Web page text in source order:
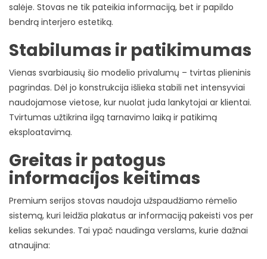
salėje. Stovas ne tik pateikia informaciją, bet ir papildo
bendrą interjero estetiką.
Stabilumas ir patikimumas
Vienas svarbiausių šio modelio privalumų – tvirtas plieninis
pagrindas. Dėl jo konstrukcija išlieka stabili net intensyviai
naudojamose vietose, kur nuolat juda lankytojai ar klientai.
Tvirtumas užtikrina ilgą tarnavimo laiką ir patikimą
eksploatavimą.
Greitas ir patogus
informacijos keitimas
Premium serijos stovas naudoja užspaudžiamo rėmelio
sistemą, kuri leidžia plakatus ar informaciją pakeisti vos per
kelias sekundes. Tai ypač naudinga verslams, kurie dažnai
atnaujina: